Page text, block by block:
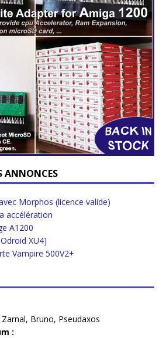
ANNONCES
Morphos (licence valide)
accélération
A1200
XU4]
Vampire 500V2+
Zarnal, Bruno, Pseudaxos
: